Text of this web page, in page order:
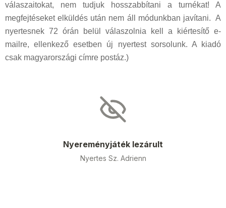
válaszaitokat, nem tudjuk hosszabbítani a turnékat! A
megfejtéseket elküldés után nem áll módunkban javítani. A
nyertesnek 72 órán belül válaszolnia kell a kiértesítő e-
mailre, ellenkező esetben új nyertest sorsolunk. A kiadó
csak magyarországi címre postáz.)